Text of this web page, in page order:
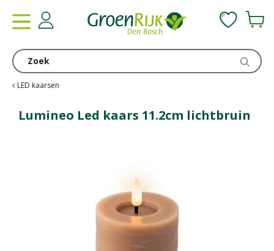
LED kaarsen
Lumineo Led kaars 11.2cm lichtbruin